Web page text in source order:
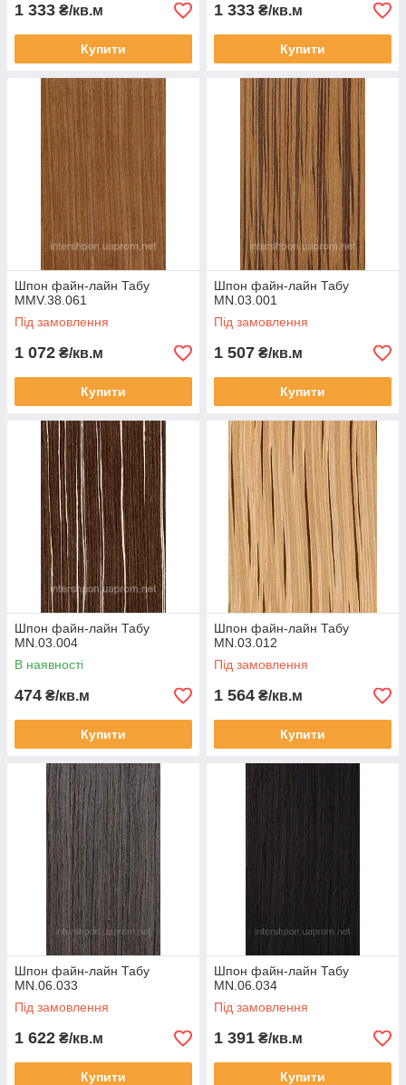
1 333 ₴/кв.м
Купити
1 333 ₴/кв.м
Купити
Шпон файн-лайн Табу
MMV.38.061
Під замовлення
1 072 ₴/кв.м
Купити
Шпон файн-лайн Табу
MN.03.001
Під замовлення
1 507 ₴/кв.м
Купити
Шпон файн-лайн Табу
MN.03.004
В наявності
474 ₴/кв.м
Купити
Шпон файн-лайн Табу
MN.03.012
Під замовлення
1 564 ₴/кв.м
Купити
Шпон файн-лайн Табу
MN.06.033
Під замовлення
1 622 ₴/кв.м
Купити
Шпон файн-лайн Табу
MN.06.034
Під замовлення
1 391 ₴/кв.м
Купити